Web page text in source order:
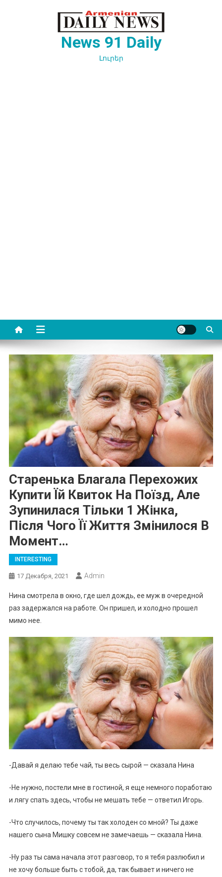
News 91 Daily
Լուրեր
Старенька Блаrала Перехожих
Купити Їй Квиток На Поїзд, Але
Зупинилася Тільки 1 Жінка,
Після Чого Її Життя Змінилося В
Момент…
INTERESTING
17 Декабря, 2021 Admin
Нина смотрела в окно, где шел дождь, ее муж в очередной
раз задержался на работе. Он пришел, и холодно прошел
мимо нее.
-Давай я делаю тебе чай, ты весь сырой — сказала Нина
-Не нужно, постели мне в гостиной, я еще немного поработаю
и лягу спать здесь, чтобы не мешать тебе — ответил Игорь.
-Что случилось, почему ты так холоден со мной? Ты даже
нашего сына Мишку совсем не замечаешь — сказала Нина.
-Ну раз ты сама начала этот разговор, то я тебя разлюбил и
не хочу больше быть с тобой, да, так бывает и ничего не